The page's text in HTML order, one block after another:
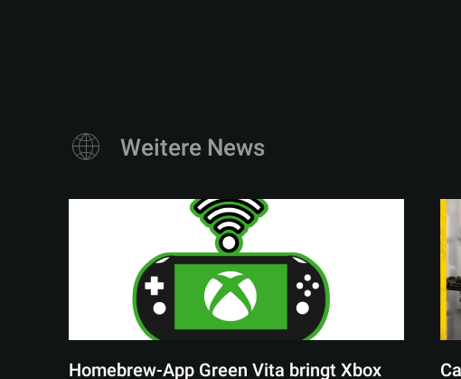
Weitere News
Homebrew-App Green Vita bringt Xbox